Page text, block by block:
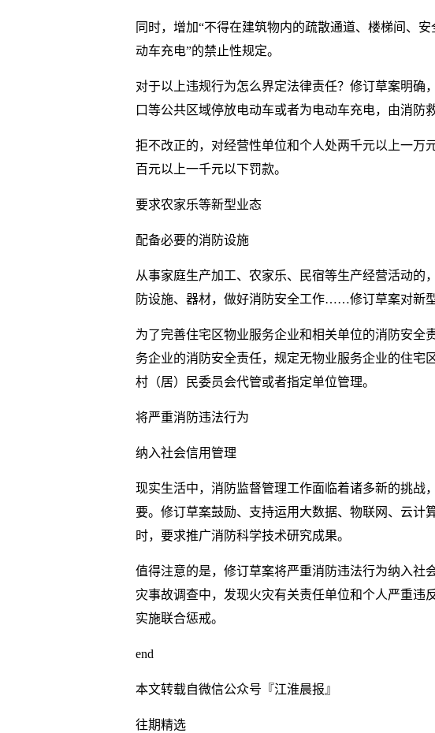
同时，增加“不得在建筑物内的疏散通道、楼梯间、
动车充电”的禁止性规定。
对于以上违规行为怎么界定法律责任？修订草案明确
口等公共区域停放电动车或者为电动车充电，由消防
拒不改正的，对经营性单位和个人处两千元以上一万
百元以上一千元以下罚款。
要求农家乐等新型业态
配备必要的消防设施
从事家庭生产加工、农家乐、民宿等生产经营活动的
防设施、器材，做好消防安全工作……修订草案对新
为了完善住宅区物业服务企业和相关单位的消防安全
务企业的消防安全责任，规定无物业服务企业的住宅
村（居）民委员会代管或者指定单位管理。
将严重消防违法行为
纳入社会信用管理
现实生活中，消防监督管理工作面临着诸多新的挑战
要。修订草案鼓励、支持运用大数据、物联网、云计
时，要求推广消防科学技术研究成果。
值得注意的是，修订草案将严重消防违法行为纳入社
灾事故调查中，发现火灾有关责任单位和个人严重违
实施联合惩戒。
end
本文转载自微信公众号『江淮晨报』
往期精选